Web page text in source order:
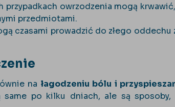
przypadkach owrzodzenia mogą
przedmiotami.
czasami prowadzić do złego
na łagodzeniu bólu i
same po kilku dniach, ale są